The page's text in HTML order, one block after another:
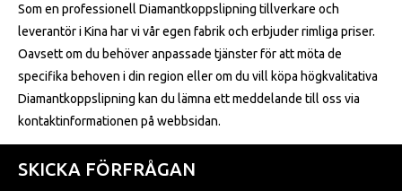
Som en professionell Diamantkoppslipning tillverkare och
leverantör i Kina har vi vår egen fabrik och erbjuder rimliga priser.
Oavsett om du behöver anpassade tjänster för att möta de
specifika behoven i din region eller om du vill köpa högkvalitativa
Diamantkoppslipning kan du lämna ett meddelande till oss via
kontaktinformationen på webbsidan.
SKICKA FÖRFRÅGAN